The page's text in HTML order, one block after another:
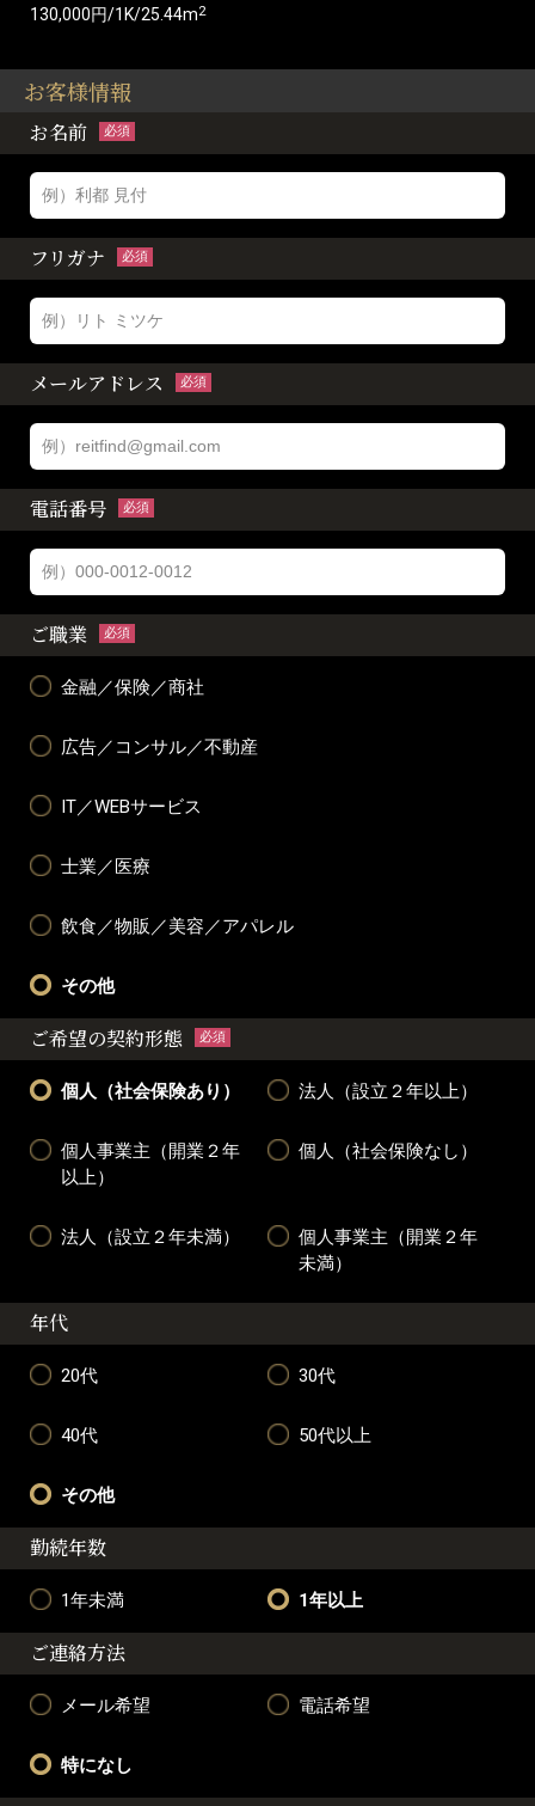
130,000円/1K/25.44m2
お客様情報
お名前 必須
フリガナ 必須
メールアドレス 必須
電話番号 必須
ご職業 必須
金融／保険／商社
広告／コンサル／不動産
IT／WEBサービス
士業／医療
飲食／物販／美容／アパレル
その他
ご希望の契約形態 必須
個人（社会保険あり） 法人（設立２年以上）
個人事業主（開業２年
以上）
個人（社会保険なし）
法人（設立２年未満）
個人事業主（開業２年
未満）
年代
20代 30代
40代 50代以上
その他
勤続年数
1年未満 1年以上
ご連絡方法
メール希望 電話希望
特になし